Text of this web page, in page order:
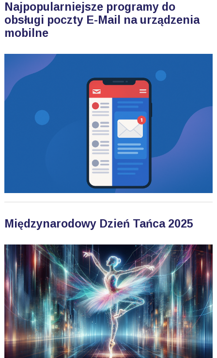
Najpopularniejsze programy do
obsługi poczty E-Mail na urządzenia
mobilne
Międzynarodowy Dzień Tańca 2025